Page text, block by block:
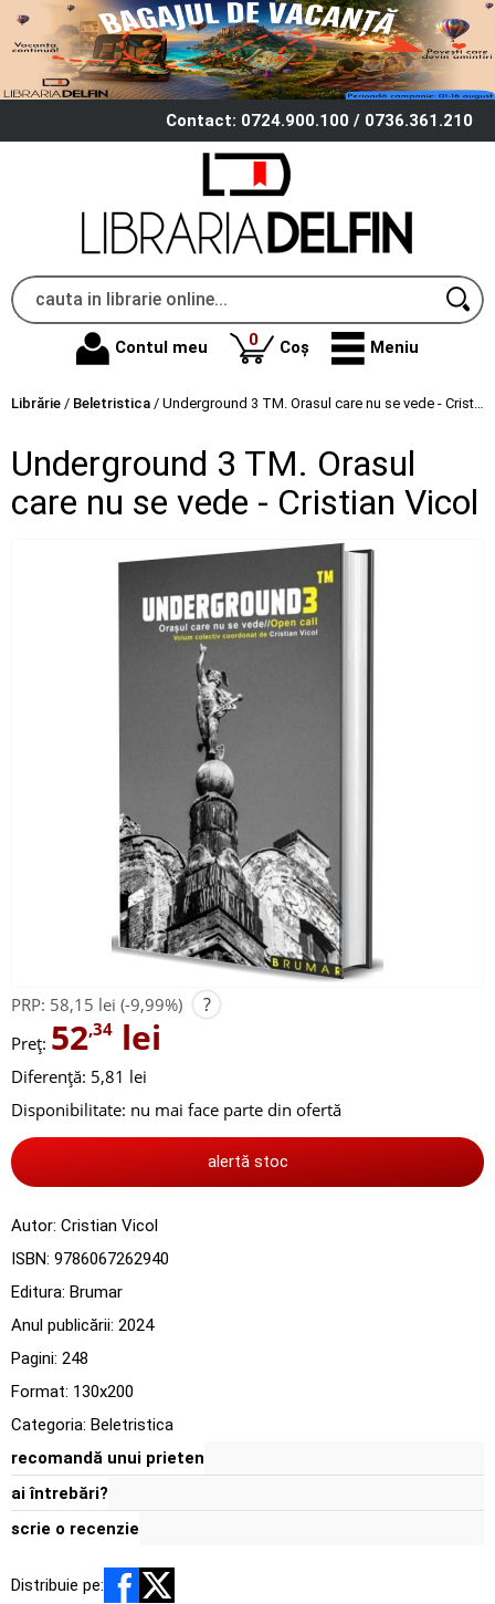
Contact: 0724.900.100 / 0736.361.210
Contul meu 0produse
Coș Meniu
Librărie / Beletristica / Underground 3 TM. Orasul care nu se vede - Cristian Vicol
Underground 3 TM. Orasul
care nu se vede - Cristian Vicol
PRP: 58,15 lei (-9,99%) ?
Preț: 52,34 lei
Diferență: 5,81 lei
Disponibilitate: nu mai face parte din ofertă
alertă stoc
Autor: Cristian Vicol
ISBN: 9786067262940
Editura: Brumar
Anul publicării: 2024
Pagini: 248
Format: 130x200
Categoria: Beletristica
recomandă unui prieten
ai întrebări?
scrie o recenzie
Distribuie pe: